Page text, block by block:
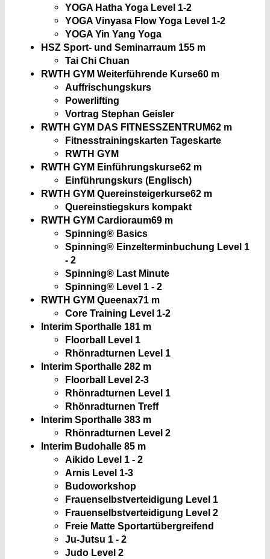
YOGA Hatha Yoga Level 1-2
YOGA Vinyasa Flow Yoga Level 1-2
YOGA Yin Yang Yoga
HSZ Sport- und Seminarraum 155 m
Tai Chi Chuan
RWTH GYM Weiterführende Kurse60 m
Auffrischungskurs
Powerlifting
Vortrag Stephan Geisler
RWTH GYM DAS FITNESSZENTRUM62 m
Fitnesstrainingskarten Tageskarte
RWTH GYM
RWTH GYM Einführungskurse62 m
Einführungskurs (Englisch)
RWTH GYM Quereinsteigerkurse62 m
Quereinstiegskurs kompakt
RWTH GYM Cardioraum69 m
Spinning® Basics
Spinning® Einzelterminbuchung Level 1
- 2
Spinning® Last Minute
Spinning® Level 1 - 2
RWTH GYM Queenax71 m
Core Training Level 1-2
Interim Sporthalle 181 m
Floorball Level 1
Rhönradturnen Level 1
Interim Sporthalle 282 m
Floorball Level 2-3
Rhönradturnen Level 1
Rhönradturnen Treff
Interim Sporthalle 383 m
Rhönradturnen Level 2
Interim Budohalle 85 m
Aikido Level 1 - 2
Arnis Level 1-3
Budoworkshop
Frauenselbstverteidigung Level 1
Frauenselbstverteidigung Level 2
Freie Matte Sportartübergreifend
Ju-Jutsu 1 - 2
Judo Level 2